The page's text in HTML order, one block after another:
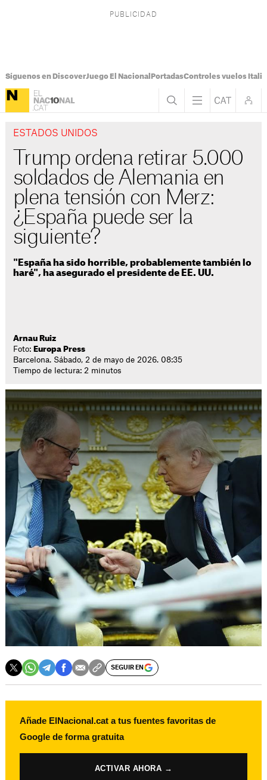
Síguenos en DiscoverJuego El Nacional PortadasControles vuelos Italia
ESTADOS UNIDOS
Trump ordena retirar 5.000
soldados de Alemania en
plena tensión con Merz:
¿España puede ser la
siguiente?
"España ha sido horrible, probablemente también lo
haré", ha asegurado el presidente de EE. UU.
Arnau Ruiz
Foto: Europa Press
Barcelona. Sábado, 2 de mayo de 2026. 08:35
Tiempo de lectura: 2 minutos
SEGUIR EN
Añade ElNacional.cat a tus fuentes favoritas de
Google de forma gratuita
ACTIVAR AHORA →